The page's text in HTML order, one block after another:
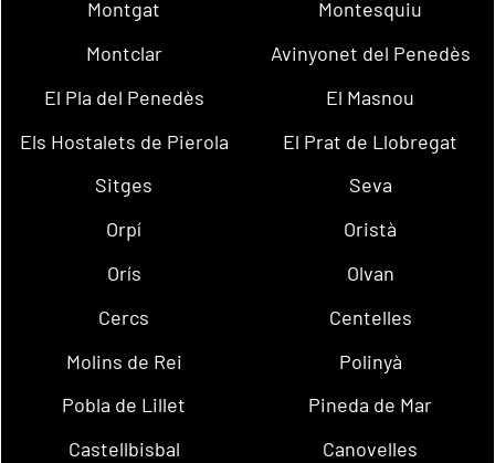
Montgat
Montesquiu
Montclar
Avinyonet del Penedès
El Pla del Penedès
El Masnou
Els Hostalets de Pierola
El Prat de Llobregat
Sitges
Seva
Orpí
Oristà
Orís
Olvan
Cercs
Centelles
Molins de Rei
Polinyà
Pobla de Lillet
Pineda de Mar
Castellbisbal
Canovelles